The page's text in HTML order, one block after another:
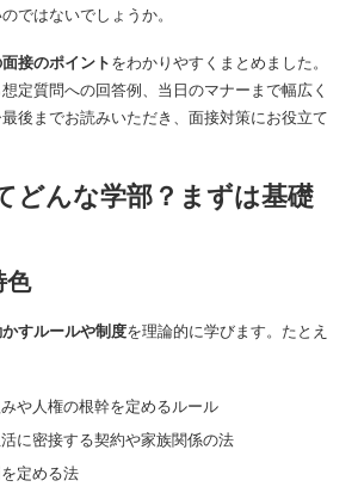
ではないでしょうか。
接のポイントをわかりやすくまとめました。
定質問への回答例、当日のマナーまで幅広く
後までお読みいただき、面接対策にお役立て
どんな学部？まずは基礎
色
すルールや制度を理論的に学びます。たとえ
や人権の根幹を定めるルール
活に密接する契約や家族関係の法
定める法